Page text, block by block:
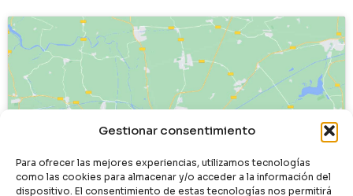
Gestionar consentimiento
Para ofrecer las mejores experiencias, utilizamos tecnologías
como las cookies para almacenar y/o acceder a la información del
dispositivo. El consentimiento de estas tecnologías nos permitirá
Haz clic para aceptar cookies de